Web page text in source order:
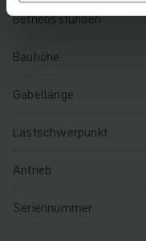
Betriebsstunden
Bauhöhe
Gabellänge
Lastschwerpunkt
Antrieb
Seriennummer